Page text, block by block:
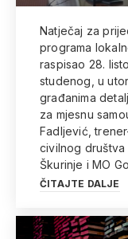
Natječaj za
programa
raspisao 28.
studenog, u
građanima
za mjesnu
Fadljević,
civilnog društva
Škurinje i MO
ČITAJTE DALJE